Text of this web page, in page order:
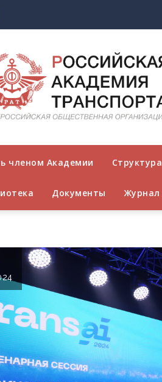
членом Академии
Документы Журнал